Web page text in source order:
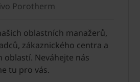
Porotherm
oblastních manažerů,
zákaznického centra a
oblastí. Neváhejte nás
tu pro vás.